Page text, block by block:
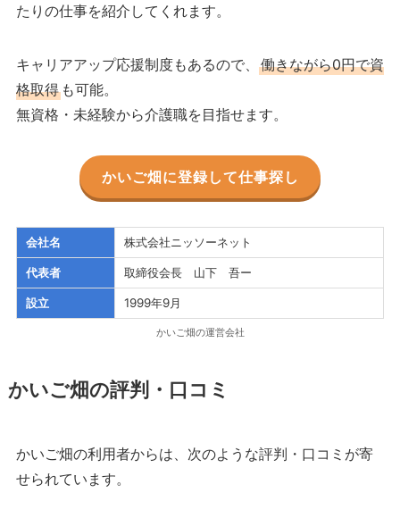
たりの仕事を紹介してくれます。
キャリアアップ応援制度もあるので、 働きながら0円で資
格取得も可能。
無資格・未経験から介護職を目指せます。
かいご畑に登録して仕事探し
会社名 株式会社ニッソーネット
代表者 取締役会長 山下 吾ー
設立 1999年9月
かいご畑の運営会社
かいご畑の評判・口コミ
かいご畑の利用者からは、次のような評判・口コミが寄
せられています。